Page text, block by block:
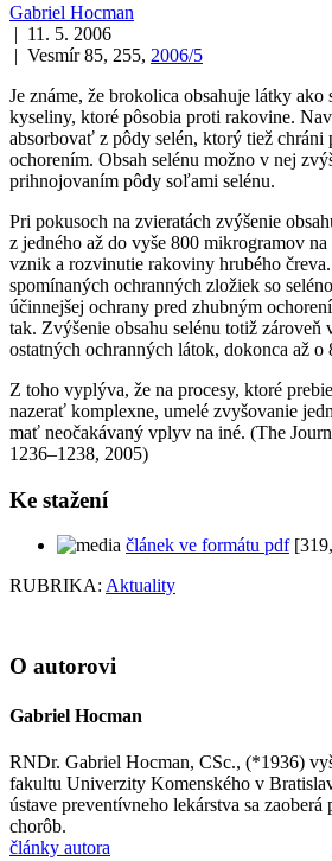
Gabriel Hocman
| 11. 5. 2006
| Vesmír 85, 255, 2006/5
Je známe, že brokolica obsahuje látky
kyseliny, ktoré pôsobia proti rakovine.
absorbovať z pôdy selén, ktorý tiež chráni
ochorením. Obsah selénu možno v nej
prihnojovaním pôdy soľami selénu.
Pri pokusoch na zvieratách zvýšenie
z jedného až do vyše 800 mikrogramov
vznik a rozvinutie rakoviny hrubého
spomínaných ochranných zložiek so
účinnejšej ochrany pred zhubným
tak. Zvýšenie obsahu selénu totiž zároveň
ostatných ochranných látok, dokonca až o
Z toho vyplýva, že na procesy, ktoré
nazerať komplexne, umelé zvyšovanie
mať neočakávaný vplyv na iné. (The
1236–1238, 2005)
Ke stažení
článek ve formátu pdf
RUBRIKA: Aktuality
O autorovi
Gabriel Hocman
RNDr. Gabriel Hocman, CSc., (*1936)
fakultu Univerzity Komenského v
ústave preventívneho lekárstva sa
chorôb.
články autora